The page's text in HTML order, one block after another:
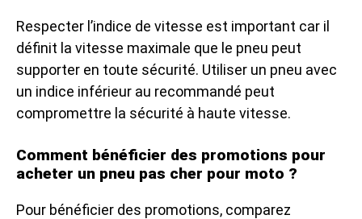
Respecter l’indice de vitesse est important car il
définit la vitesse maximale que le pneu peut
supporter en toute sécurité. Utiliser un pneu avec
un indice inférieur au recommandé peut
compromettre la sécurité à haute vitesse.
Comment bénéficier des promotions pour
acheter un pneu pas cher pour moto ?
Pour bénéficier des promotions, comparez